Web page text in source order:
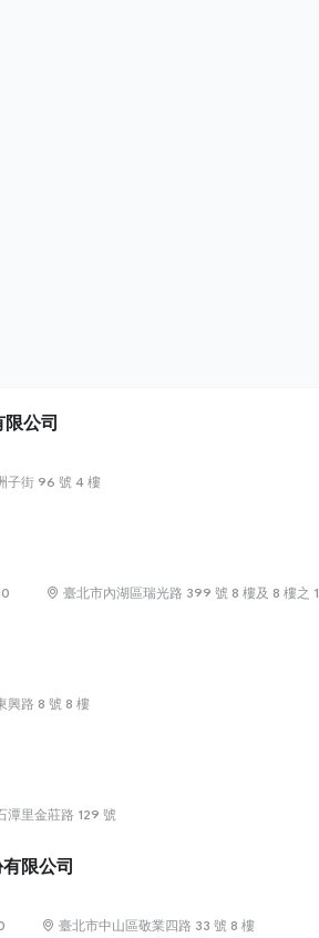
公司
子街 96 號 4 樓
臺北市內湖區瑞光路 399 號 8 樓及 8 樓之 1
興路 8 號 8 樓
潭里金莊路 129 號
限公司
臺北市中山區敬業四路 33 號 8 樓